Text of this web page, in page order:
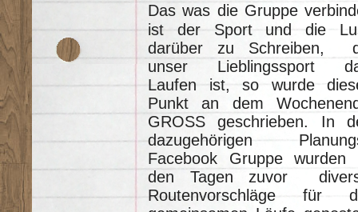
Das was die Gruppe
ist der Sport und die
darüber zu Schreiben,
unser Lieblingssport
Laufen ist, so wurde
Punkt an dem
GROSS geschrieben. In
dazugehörigen
Facebook Gruppe wurden
den Tagen zuvor
Routenvorschläge für